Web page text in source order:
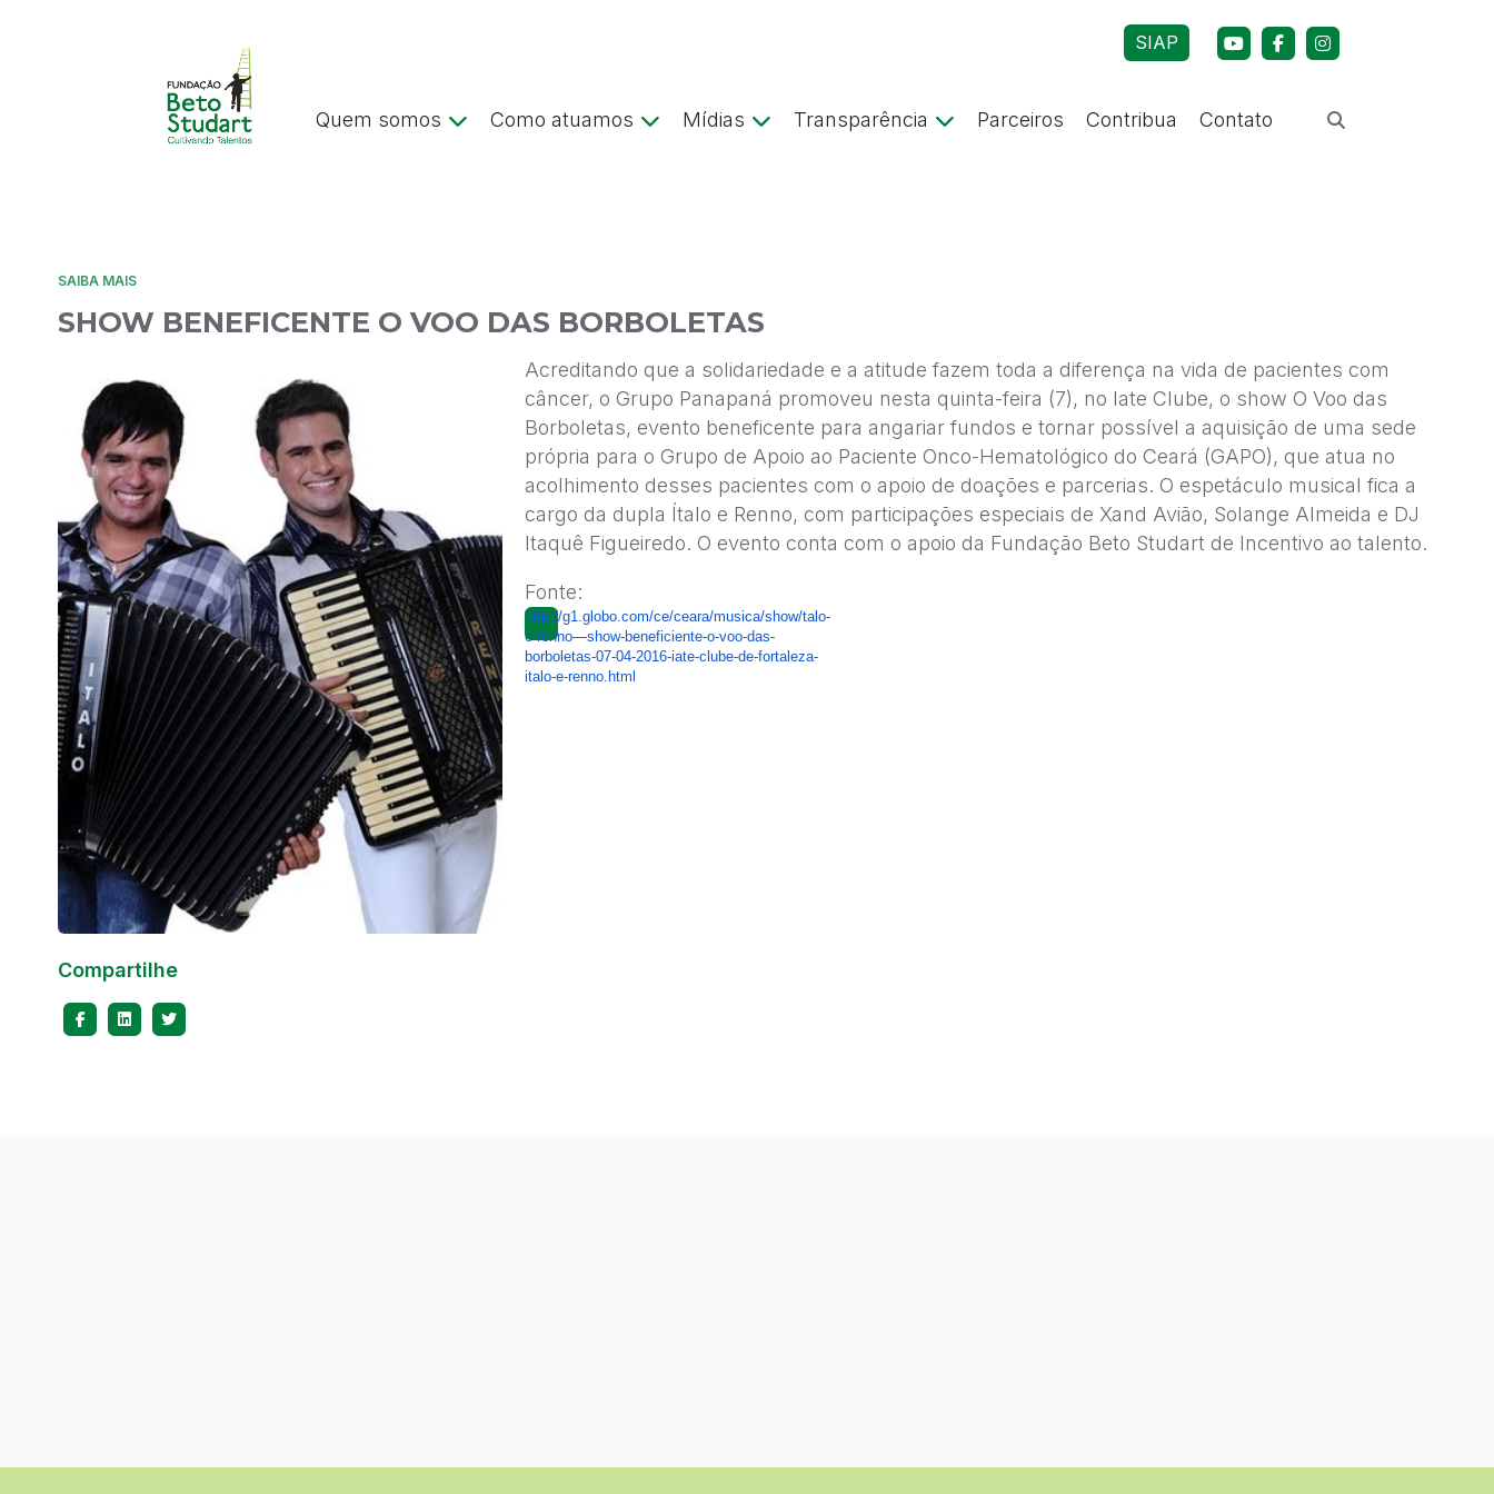
SIAP
Quem somos Como atuamos Mídias Transparência Parceiros Contribua Contato
SAIBA MAIS
SHOW BENEFICENTE O VOO DAS BORBOLETAS
Acreditando que a solidariedade e a atitude fazem toda a diferença na vida de pacientes com
câncer, o Grupo Panapaná promoveu nesta quinta-feira (7), no Iate Clube, o show O Voo das
Borboletas, evento beneficente para angariar fundos e tornar possível a aquisição de uma sede
própria para o Grupo de Apoio ao Paciente Onco-Hematológico do Ceará (GAPO), que atua no
acolhimento desses pacientes com o apoio de doações e parcerias. O espetáculo musical fica a
cargo da dupla Ítalo e Renno, com participações especiais de Xand Avião, Solange Almeida e DJ
Itaquê Figueiredo. O evento conta com o apoio da Fundação Beto Studart de Incentivo ao talento.
Fonte:
http://g1.globo.com/ce/ceara/musica/show/talo-
e-renno—show-beneficiente-o-voo-das-
borboletas-07-04-2016-iate-clube-de-fortaleza-
italo-e-renno.html
Compartilhe